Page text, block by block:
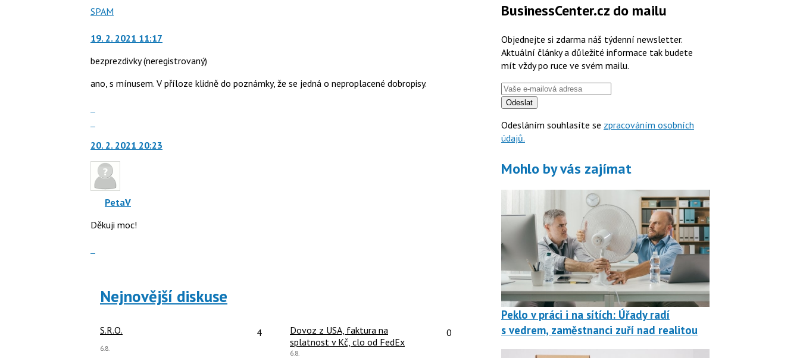
Nahlásit
jako
SPAM
19. 2. 2021 11:17
bezprezdivky (neregistrovaný)
ano, s mínusem. V příloze klidně do poznámky, že se jedná o neproplacené dobropisy.
další
nový
názor.
navigaci
použít
následující
a
pro
20. 2. 2021 20:23
PetaV
Děkuji moc!
Nejnovější diskuse
S.R.O. Počet reakcí:
4
Poslední
6.8.
Dovoz z USA, faktura na
splatnost v Kč, clo od FedEx
Počet reakcí:
0
Poslední
6.8.
BusinessCenter.cz do mailu
Objednejte si zdarma náš týdenní newsletter.
Aktuální články a důležité informace tak budete
mít vždy po ruce ve svém mailu.
Odeslat
Odesláním souhlasíte se zpracováním osobních
údajů.
Mohlo by vás zajímat
Peklo v práci i na sítích: Úřady radí
s vedrem, zaměstnanci zuří nad realitou